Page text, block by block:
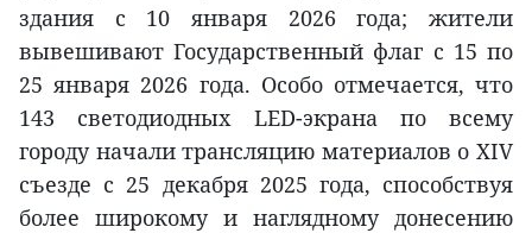
здания с 10 января 2026 года; жители
вывешивают Государственный флаг с 15 по
25 января 2026 года. Особо отмечается, что
143 светодиодных LED-экрана по всему
городу начали трансляцию материалов о XIV
съезде с 25 декабря 2025 года, способствуя
более широкому и наглядному донесению